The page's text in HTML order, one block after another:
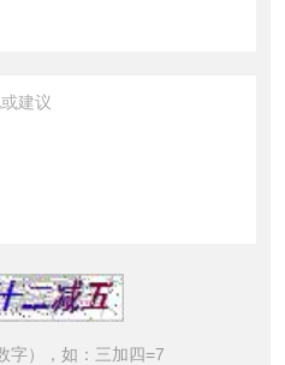
字），如：三加四=7